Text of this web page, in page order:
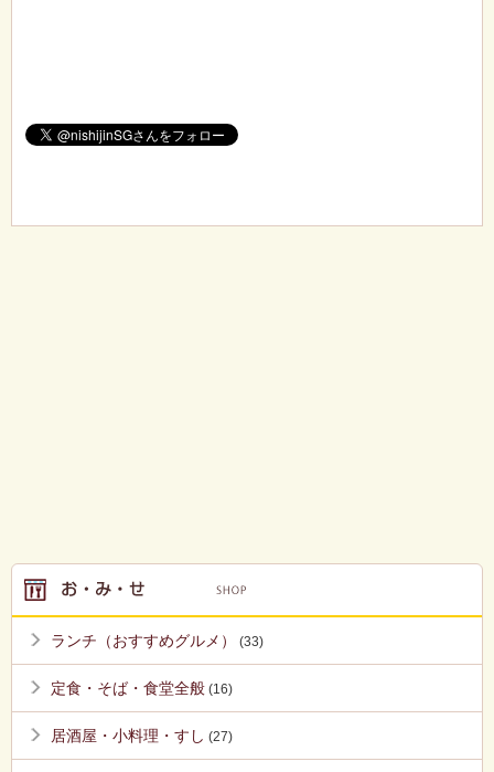
ランチ（おすすめグルメ） (33)
定食・そば・食堂全般 (16)
居酒屋・小料理・すし (27)